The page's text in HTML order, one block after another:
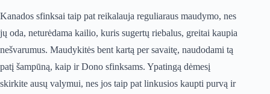
Kanados sfinksai taip pat reikalauja reguliaraus maudymo, nes
jų oda, neturėdama kailio, kuris sugertų riebalus, greitai kaupia
nešvarumus. Maudykitės bent kartą per savaitę, naudodami tą
patį šampūną, kaip ir Dono sfinksams. Ypatingą dėmesį
skirkite ausų valymui, nes jos taip pat linkusios kaupti purvą ir